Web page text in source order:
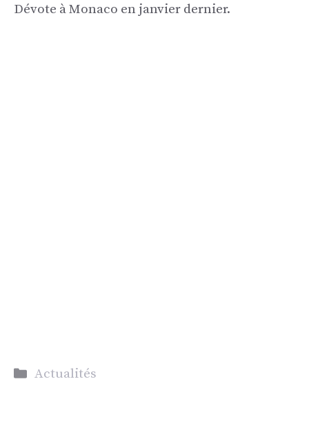
Dévote à Monaco en janvier dernier.
Catégories
Actualités